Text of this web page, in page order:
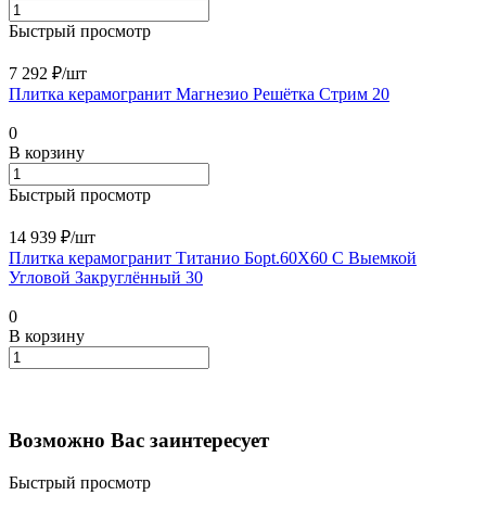
Быстрый просмотр
7 292 ₽/шт
Плитка керамогранит Магнезио Решётка Стрим 20
0
В корзину
Быстрый просмотр
14 939 ₽/шт
Плитка керамогранит Титанио Борt.60X60 С Выемкой
Угловой Закруглённый 30
0
В корзину
Возможно Вас заинтересует
Быстрый просмотр